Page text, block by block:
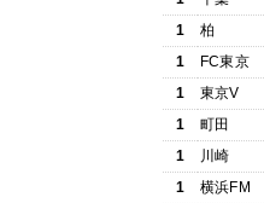
1
柏
1
FC東京
1
東京V
1
町田
1
川崎
1
横浜FM